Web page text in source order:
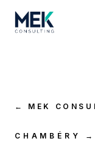
← MEK
CHAMBÉRY